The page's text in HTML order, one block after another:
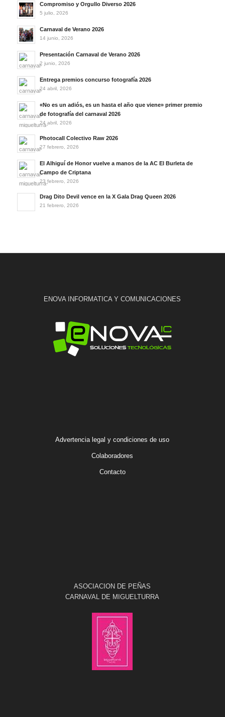
Compromiso y Orgullo Diverso 2026
5 julio, 2026
Carnaval de Verano 2026
14 junio, 2026
Presentación Carnaval de Verano 2026
2 junio, 2026
Entrega premios concurso fotografía 2026
24 abril, 2026
«No es un adiós, es un hasta el año que viene» primer premio
de fotografía del carnaval 2026
24 abril, 2026
Photocall Colectivo Raw 2026
27 febrero, 2026
El Alhiguí de Honor vuelve a manos de la AC El Burleta de
Campo de Criptana
23 febrero, 2026
Drag Dito Devil vence en la X Gala Drag Queen 2026
21 febrero, 2026
ENOVA INFORMATICA Y COMUNICACIONES
Advertencia legal y condiciones de uso
Colaboradores
Contacto
ASOCIACION DE PEÑAS
CARNAVAL DE MIGUELTURRA